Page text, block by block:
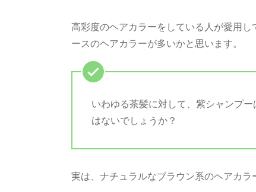
高彩度のヘアカラーをしている人が愛用
ースのヘアカラーが多いかと思います。
いわゆる茶髪に対して、紫シャンプ
はないでしょうか？
実は、ナチュラルなブラウン系のヘアカラ